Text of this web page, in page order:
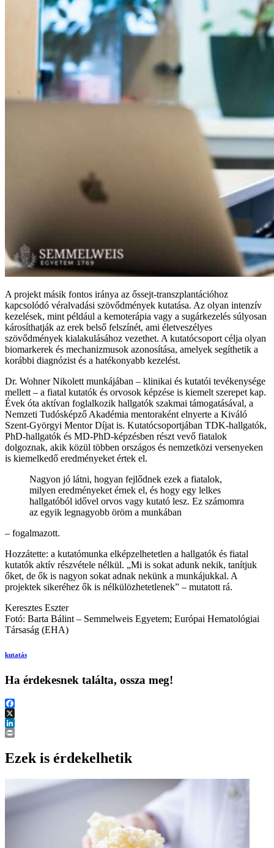
A projekt másik fontos iránya az őssejt-transzplantációhoz
kapcsolódó véralvadási szövődmények kutatása. Az olyan intenzív
kezelések, mint például a kemoterápia vagy a sugárkezelés súlyosan
károsíthatják az erek belső felszínét, ami életveszélyes
szövődmények kialakulásához vezethet. A kutatócsoport célja olyan
biomarkerek és mechanizmusok azonosítása, amelyek segíthetik a
korábbi diagnózist és a hatékonyabb kezelést.
Dr. Wohner Nikolett munkájában – klinikai és kutatói tevékenysége
mellett – a fiatal kutatók és orvosok képzése is kiemelt szerepet kap.
Évek óta aktívan foglalkozik hallgatók szakmai támogatásával, a
Nemzeti Tudósképző Akadémia mentoraként elnyerte a Kiváló
Szent-Györgyi Mentor Díjat is. Kutatócsoportjában TDK-hallgatók,
PhD-hallgatók és MD-PhD-képzésben részt vevő fiatalok
dolgoznak, akik közül többen országos és nemzetközi versenyeken
is kiemelkedő eredményeket értek el.
Nagyon jó látni, hogyan fejlődnek ezek a fiatalok,
milyen eredményeket érnek el, és hogy egy lelkes
hallgatóból idővel orvos vagy kutató lesz. Ez számomra
az egyik legnagyobb öröm a munkában
– fogalmazott.
Hozzátette: a kutatómunka elképzelhetetlen a hallgatók és fiatal
kutatók aktív részvétele nélkül. „Mi is sokat adunk nekik, tanítjuk
őket, de ők is nagyon sokat adnak nekünk a munkájukkal. A
projektek sikeréhez ők is nélkülözhetetlenek” – mutatott rá.
Keresztes Eszter
Fotó: Barta Bálint – Semmelweis Egyetem; Európai Hematológiai
Társaság (EHA)
kutatás
Ha érdekesnek találta, ossza meg!
Facebook
X
LinkedIn
Ezek is érdekelhetik